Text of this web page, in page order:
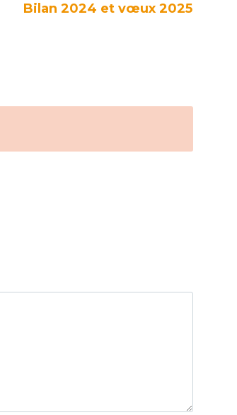
Bilan 2024 et vœux 2025